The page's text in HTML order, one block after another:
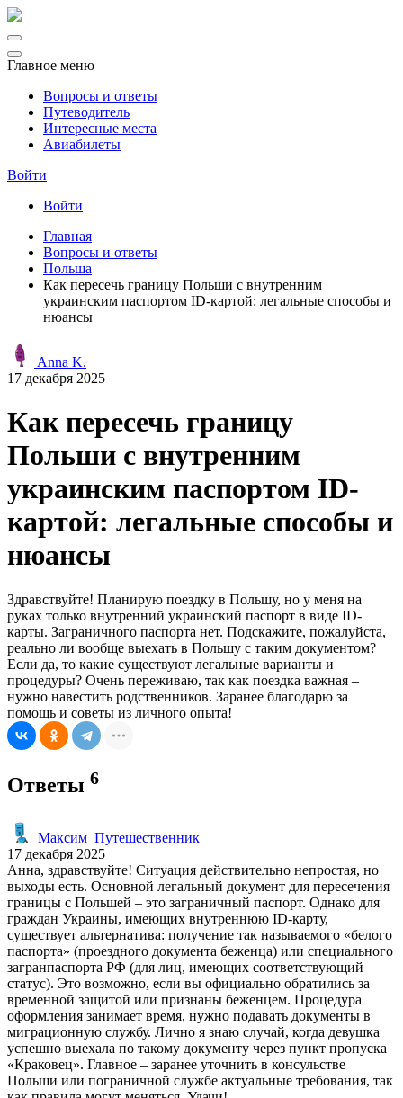
Главное меню
Вопросы и ответы
Путеводитель
Интересные места
Авиабилеты
Войти
Войти
Главная
Вопросы и ответы
Польша
Как пересечь границу Польши с внутренним
украинским паспортом ID-картой: легальные способы и
нюансы
Anna K.
17 декабря 2025
Как пересечь границу
Польши с внутренним
украинским паспортом ID-
картой: легальные способы и
нюансы
Здравствуйте! Планирую поездку в Польшу, но у меня на
руках только внутренний украинский паспорт в виде ID-
карты. Заграничного паспорта нет. Подскажите, пожалуйста,
реально ли вообще выехать в Польшу с таким документом?
Если да, то какие существуют легальные варианты и
процедуры? Очень переживаю, так как поездка важная –
нужно навестить родственников. Заранее благодарю за
помощь и советы из личного опыта!
Ответы 6
Максим_Путешественник
17 декабря 2025
Анна, здравствуйте! Ситуация действительно непростая, но
выходы есть. Основной легальный документ для пересечения
границы с Польшей – это заграничный паспорт. Однако для
граждан Украины, имеющих внутреннюю ID-карту,
существует альтернатива: получение так называемого «белого
паспорта» (проездного документа беженца) или специального
загранпаспорта РФ (для лиц, имеющих соответствующий
статус). Это возможно, если вы официально обратились за
временной защитой или признаны беженцем. Процедура
оформления занимает время, нужно подавать документы в
миграционную службу. Лично я знаю случай, когда девушка
успешно выехала по такому документу через пункт пропуска
«Краковец». Главное – заранее уточнить в консульстве
Польши или пограничной службе актуальные требования, так